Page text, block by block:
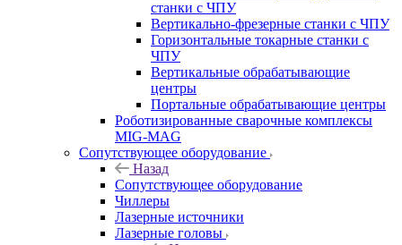
станки с ЧПУ
Вертикально-фрезерные станки с ЧПУ
Горизонтальные токарные станки с
ЧПУ
Вертикальные обрабатывающие
центры
Портальные обрабатывающие центры
Роботизированные сварочные комплексы
MIG-MAG
Сопутствующее оборудование
Назад
Сопутствующее оборудование
Чиллеры
Лазерные источники
Лазерные головы